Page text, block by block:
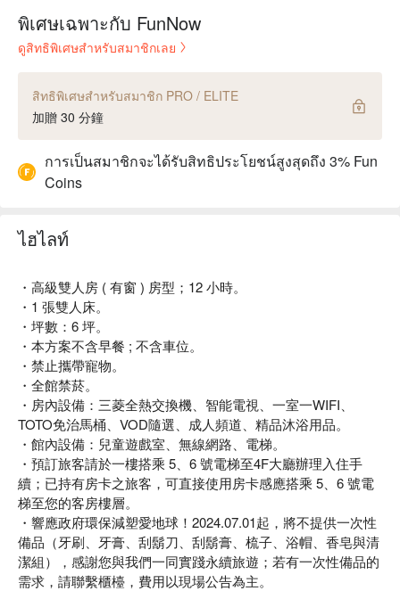
พิเศษเฉพาะกับ FunNow
ดูสิทธิพิเศษสำหรับสมาชิกเลย
สิทธิพิเศษสำหรับสมาชิก PRO / ELITE
加贈 30 分鐘
การเป็นสมาชิกจะได้รับสิทธิประโยชน์สูงสุดถึง 3% Fun
Coins
ไฮไลท์
・高級雙人房 ( 有窗 ) 房型；12 小時。
・1 張雙人床。
・坪數：6 坪。
・本方案不含早餐 ; 不含車位。
・禁止攜帶寵物。
・全館禁菸。
・房內設備：三菱全熱交換機、智能電視、一室一WIFI、
TOTO免治馬桶、VOD隨選、成人頻道、精品沐浴用品。
・館內設備：兒童遊戲室、無線網路、電梯。
・預訂旅客請於一樓搭乘 5、6 號電梯至4F大廳辦理入住手
續；已持有房卡之旅客，可直接使用房卡感應搭乘 5、6 號電
梯至您的客房樓層。
・響應政府環保減塑愛地球！2024.07.01起，將不提供一次性
備品（牙刷、牙膏、刮鬍刀、刮鬍膏、梳子、浴帽、香皂與清
潔組），感謝您與我們一同實踐永續旅遊；若有一次性備品的
需求，請聯繫櫃檯，費用以現場公告為主。